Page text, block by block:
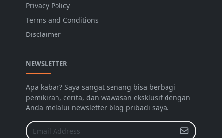
Privacy Policy
Terms and Conditions
Disclaimer
NEWSLETTER
Apa kabar? Saya sangat senang bisa berbagi
pemikiran, cerita, dan wawasan eksklusif dengan
Anda melalui newsletter blog pribadi saya.